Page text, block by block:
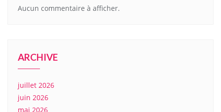
Aucun commentaire à afficher.
ARCHIVE
juillet 2026
juin 2026
mai 2026